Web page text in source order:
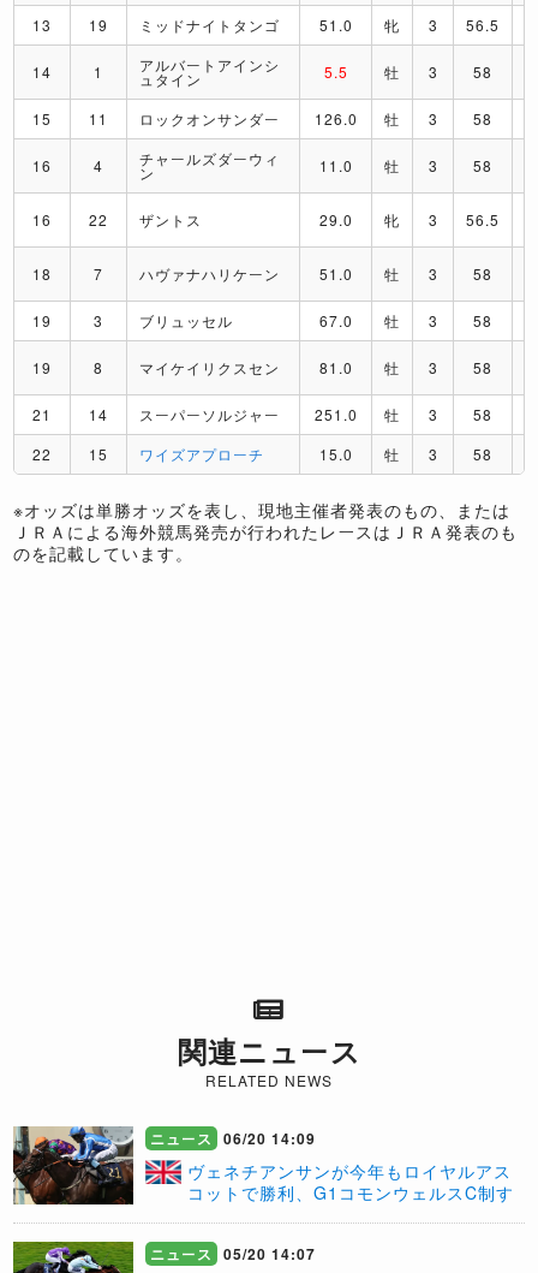
13 19 ミッドナイトタンゴ 51.0 牝 3 56.5
14 1 アルバートアインシ
ュタイン 5.5 牡 3 58
15 11 ロックオンサンダー 126.0 牡 3 58
16 4 チャールズダーウィ
ン 11.0 牡 3 58
16 22 ザントス 29.0 牝 3 56.5
18 7 ハヴァナハリケーン 51.0 牡 3 58
19 3 ブリュッセル 67.0 牡 3 58
19 8 マイケイリクスセン 81.0 牡 3 58
21 14 スーパーソルジャー 251.0 牡 3 58
22
15 ワイズアプローチ 15.0 牡 3 58
※オッズは単勝オッズを表し、現地主催者発表のもの、または
ＪＲＡによる海外競馬発売が行われたレースはＪＲＡ発表のも
のを記載しています。
関連ニュース
RELATED NEWS
ニュース 06/20 14:09
ヴェネチアンサンが今年もロイヤルアス
コットで勝利、G1コモンウェルスC制す
ニュース 05/20 14:07